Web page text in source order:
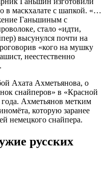
в маскхалате с шапкой. «…
Ганьшиным с
стало «идти,
высунулся почти на
«кого на мушку
неестественно
Ахата Ахметьянова, о
снайперов» в «Красной
Ахметьянов метким
которую заранее
немецкого снайпера.
русских